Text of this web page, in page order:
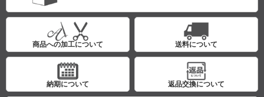
商品への加工について 送料について
納期について 返品交換について